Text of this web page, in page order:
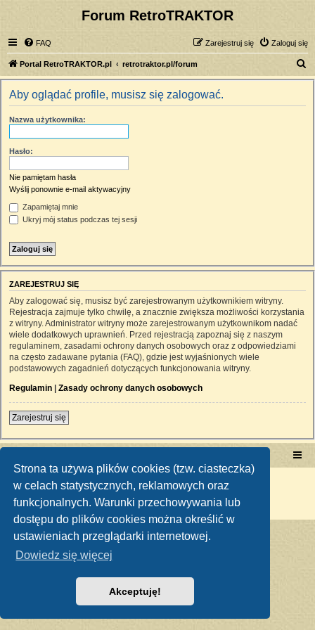
Strona ta używa plików cookies (tzw. ciasteczka)
w celach statystycznych, reklamowych oraz
funkcjonalnych. Warunki przechowywania lub
dostępu do plików cookies można określić w
ustawieniach przeglądarki internetowej.
Dowiedz się więcej
Akceptuję!
Forum RetroTRAKTOR
FAQ Zaloguj się
Zarejestruj się
Portal RetroTRAKTOR.pl retrotraktor.pl/forum
z
Aby oglądać profile, musisz się zalogować.
Nazwa użytkownika:
Hasło:
Nie pamiętam hasła
Wyślij ponownie e-mail aktywacyjny
Zapamiętaj mnie
Ukryj mój status podczas tej sesji
ZAREJESTRUJ SIĘ
Aby zalogować się, musisz być zarejestrowanym użytkownikiem witryny.
Rejestracja zajmuje tylko chwilę, a znacznie zwiększa możliwości korzystania
z witryny. Administrator witryny może zarejestrowanym użytkownikom nadać
wiele dodatkowych uprawnień. Przed rejestracją zapoznaj się z naszym
regulaminem, zasadami ochrony danych osobowych oraz z odpowiedziami
na często zadawane pytania (FAQ), gdzie jest wyjaśnionych wiele
podstawowych zagadnień dotyczących funkcjonowania witryny.
Regulamin | Zasady ochrony danych osobowych
Zarejestruj się
Technologię dostarcza phpBB ® Forum Software © phpBB Limited
Polski pakiet językowy dostarcza
Zasady ochrony danych osobowych|Regulamin